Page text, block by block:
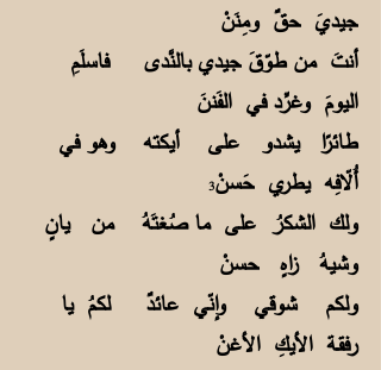
جيديَ حقٌ ومِنَنْ
أنتَ من طوّقَ جيدي بالنَّدى فاسلَمِ
اليومَ وغرِّد في الفَننَ
طائرًا يشدو على أيكته وهو في
أُلّافِه يطري حَسنْ3
ولك الشكرُ على ما صُغتَهُ من يانٍ
وشيهُ زاهٍ حسنْ
ولكم شوقي وإنّي عائدٌ لكمُ يا
رفقـة الأيكِ الأغنْ